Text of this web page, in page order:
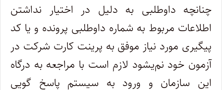
چنانچه داوطلبی به دلیل در اختیار نداشتن
اطلاعات مربوط به شماره داوطلبی پرونده و یا کد
پیگیری مورد نیاز موفق به پرینت کارت شرکت در
آزمون خود نم‌یشود لازم است با مراجعه به درگاه
این سازمان و ورود به سیستم پاسخ گویی